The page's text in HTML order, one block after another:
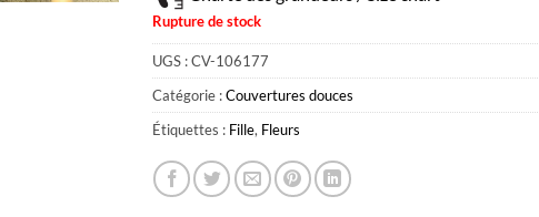
Rupture de stock
UGS :CV-106177
Catégorie :Couvertures douces
Étiquettes : Fille, Fleurs